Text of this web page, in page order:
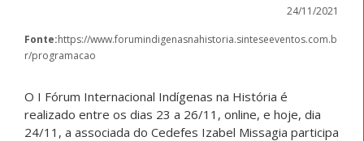
24/11/2021
Fonte:https://www.forumindigenasnahistoria.sinteseeventos.com.b
r/programacao
O I Fórum Internacional Indígenas na História é
realizado entre os dias 23 a 26/11, online, e hoje, dia
24/11, a associada do Cedefes Izabel Missagia participa